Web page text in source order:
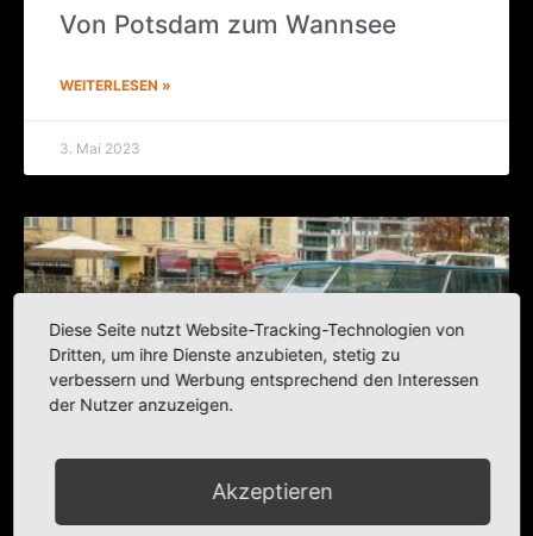
Von Pots­dam zum Wannsee
WEITERLESEN »
3. Mai 2023
Eine Spree­fahrt, die ist lustig
Diese Seite nutzt Website-Tracking-Technologien von
Dritten, um ihre Dienste anzubieten, stetig zu
verbessern und Werbung entsprechend den Interessen
der Nutzer anzuzeigen.
Akzeptieren